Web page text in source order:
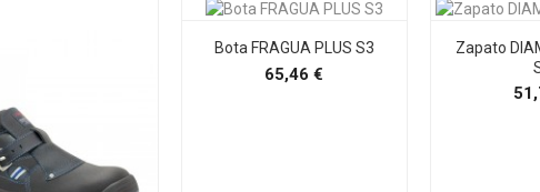
Bota FRAGUA PLUS S3
65,46 €
Zapato